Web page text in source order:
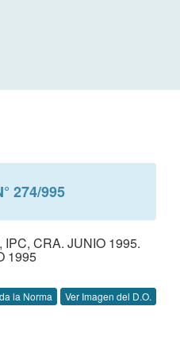
274/995
CRA. JUNIO 1995.
1995
la Norma Ver Imagen del D.O.